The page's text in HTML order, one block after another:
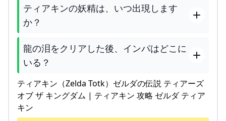
ティアキンの妖精は、いつ出現します
か？
龍の泪をクリアした後、インパはどこに
いる？
ティアキン（Zelda Totk）ゼルダの伝説 ティアーズ
オブ ザ キングダム | ティアキン 攻略 ゼルダ ティア
キン